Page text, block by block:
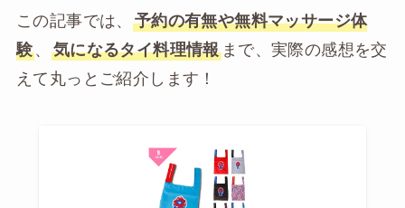
この記事では、 予約の有無や無料マッサージ体
験、 気になるタイ料理情報まで、実際の感想を交
えて丸っとご紹介します！